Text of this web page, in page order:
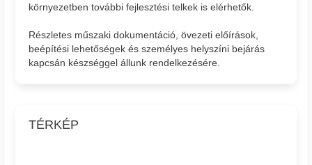
környezetben további fejlesztési telkek is elérhetők.
Részletes műszaki dokumentáció, övezeti előírások,
beépítési lehetőségek és személyes helyszíni bejárás
kapcsán készséggel állunk rendelkezésére.
TÉRKÉP